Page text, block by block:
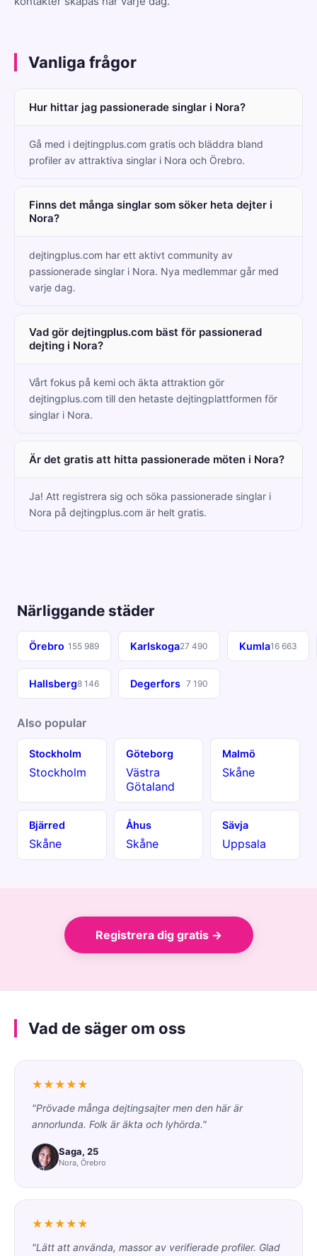
Vanliga frågor
Hur hittar jag passionerade singlar i Nora?
Gå med i dejtingplus.com gratis och bläddra bland
profiler av attraktiva singlar i Nora och Örebro.
Finns det många singlar som söker heta dejter i
Nora?
dejtingplus.com har ett aktivt community av
passionerade singlar i Nora. Nya medlemmar går med
varje dag.
Vad gör dejtingplus.com bäst för passionerad
dejting i Nora?
Vårt fokus på kemi och äkta attraktion gör
dejtingplus.com till den hetaste dejtingplattformen för
singlar i Nora.
Är det gratis att hitta passionerade möten i Nora?
Ja! Att registrera sig och söka passionerade singlar i
Nora på dejtingplus.com är helt gratis.
Närliggande städer
Örebro 155 989 Karlskoga27 490 Kumla16 663
Hallsberg8 146 Degerfors 7 190
Also popular
Stockholm
Stockholm
Göteborg
Västra
Götaland
Malmö
Skåne
Bjärred
Skåne
Åhus
Skåne
Sävja
Uppsala
Registrera dig gratis →
Vad de säger om oss
★★★★★
"Prövade många dejtingsajter men den här är
annorlunda. Folk är äkta och lyhörda."
Saga, 25
Nora, Örebro
★★★★★
"Lätt att använda, massor av verifierade profiler. Glad